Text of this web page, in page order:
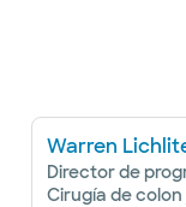
Warren
Director de
Cirugía de